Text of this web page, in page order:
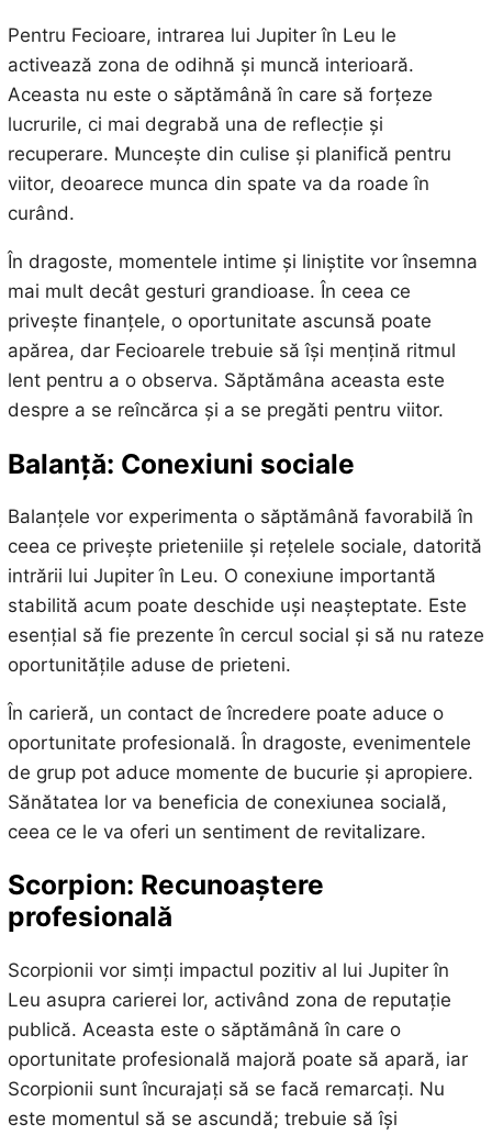
Pentru Fecioare, intrarea lui Jupiter în Leu le
activează zona de odihnă și muncă interioară.
Aceasta nu este o săptămână în care să forțeze
lucrurile, ci mai degrabă una de reflecție și
recuperare. Muncește din culise și planifică pentru
viitor, deoarece munca din spate va da roade în
curând.
În dragoste, momentele intime și liniștite vor însemna
mai mult decât gesturi grandioase. În ceea ce
privește finanțele, o oportunitate ascunsă poate
apărea, dar Fecioarele trebuie să își mențină ritmul
lent pentru a o observa. Săptămâna aceasta este
despre a se reîncărca și a se pregăti pentru viitor.
Balanță: Conexiuni sociale
Balanțele vor experimenta o săptămână favorabilă în
ceea ce privește prieteniile și rețelele sociale, datorită
intrării lui Jupiter în Leu. O conexiune importantă
stabilită acum poate deschide uși neașteptate. Este
esențial să fie prezente în cercul social și să nu rateze
oportunitățile aduse de prieteni.
În carieră, un contact de încredere poate aduce o
oportunitate profesională. În dragoste, evenimentele
de grup pot aduce momente de bucurie și apropiere.
Sănătatea lor va beneficia de conexiunea socială,
ceea ce le va oferi un sentiment de revitalizare.
Scorpion: Recunoaștere
profesională
Scorpionii vor simți impactul pozitiv al lui Jupiter în
Leu asupra carierei lor, activând zona de reputație
publică. Aceasta este o săptămână în care o
oportunitate profesională majoră poate să apară, iar
Scorpionii sunt încurajați să se facă remarcați. Nu
este momentul să se ascundă; trebuie să își